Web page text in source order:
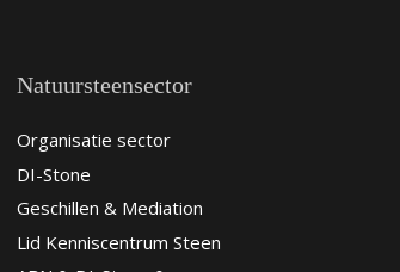
Natuursteensector
Organisatie sector
DI-Stone
Geschillen & Mediation
Lid Kenniscentrum Steen